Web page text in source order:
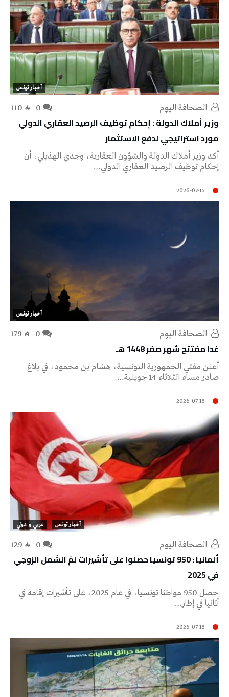
أخبار تونس
110
وزير أملاك الدولة : إحكام توظيف الرصيد العقاري الدولي
مورد استراتيجي لدفع الاستثمار
أكد وزير أملاك الدولة والشؤون العقارية، وجدي الهذيلي، أن
إحكام توظيف الرصيد العقاري الدولي…
2026-07-15
أخبار تونس
179
غدا مفتتح شهر صفر 1448 هـ
أعلن مفتي الجمهورية التونسية، هشام بن محمود، في بلاغ
صادر مساء الثلاثاء 14 جويلية…
2026-07-15
أخبار تونس عربي و دولي
129
ألمانيا : 950 تونسيا حصلوا على تأشيرات لمّ الشمل الزوجي
في 2025
حصل 950 مواطنا تونسيا، في عام 2025، على تأشيرات إقامة في
ألمانيا في إطار…
2026-07-15